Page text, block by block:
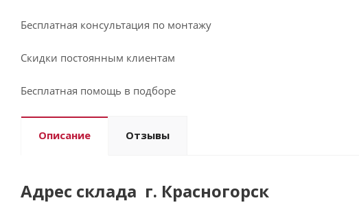
Бесплатная консультация по монтажу
Скидки постоянным клиентам
Бесплатная помощь в подборе
Описание Отзывы
Адрес склада г. Красногорск